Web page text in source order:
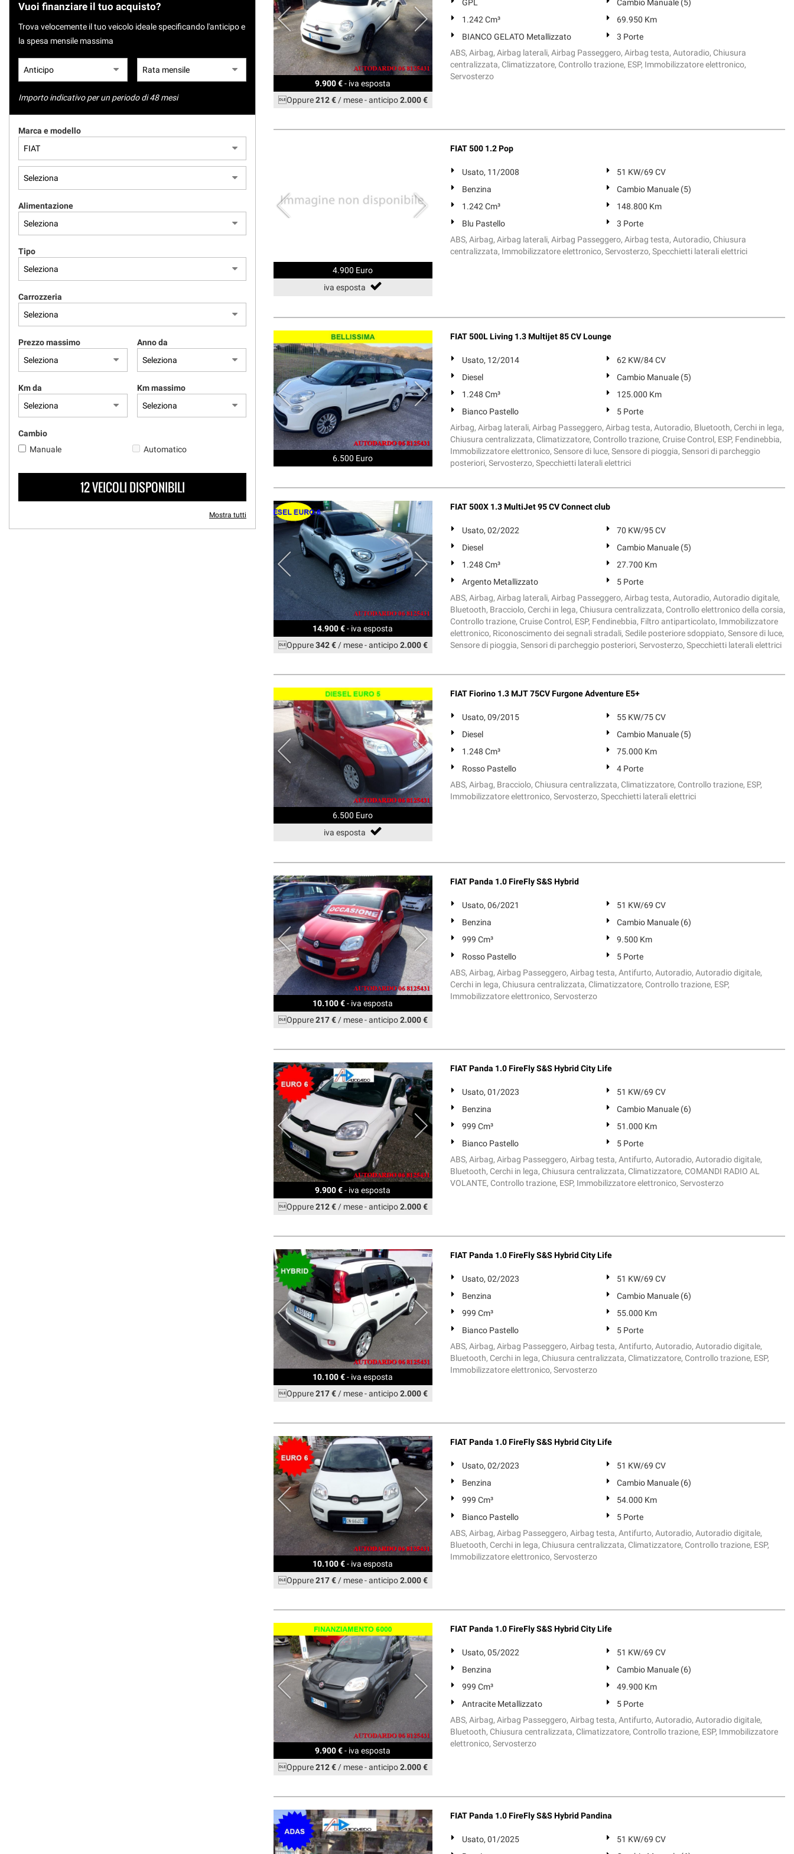
NEWS
AREA COMMERCIANTI
Vuoi finanziare il tuo acquisto?
Trova velocemente il tuo veicolo ideale specificando l'anticipo e
la spesa mensile massima
Importo indicativo per un periodo di 48 mesi
Marca e modello
Alimentazione
Tipo
Carrozzeria
Prezzo massimo Anno da
Km da Km massimo
Cambio
Manuale
Automatico
12 VEICOLI DISPONIBILI
Mostra tutti
9.900 €- iva esposta
Oppure212 €/ mese-anticipo2.000 €
GPL
Cambio Manuale (5)
1.242 Cm³
69.950 Km
BIANCO GELATO Metallizzato
3 Porte
ABS, Airbag, Airbag laterali, Airbag Passeggero, Airbag testa, Autoradio, Chiusura
centralizzata, Climatizzatore, Controllo trazione, ESP, Immobilizzatore elettronico,
Servosterzo
4.900 Euro
iva esposta
FIAT 500 1.2 Pop
Usato, 11/2008
51 KW/69 CV
Benzina
Cambio Manuale (5)
1.242 Cm³
148.800 Km
Blu Pastello
3 Porte
ABS, Airbag, Airbag laterali, Airbag Passeggero, Airbag testa, Autoradio, Chiusura
centralizzata, Immobilizzatore elettronico, Servosterzo, Specchietti laterali elettrici
6.500 Euro
FIAT 500L Living 1.3 Multijet 85 CV Lounge
Usato, 12/2014
62 KW/84 CV
Diesel
Cambio Manuale (5)
1.248 Cm³
125.000 Km
Bianco Pastello
5 Porte
Airbag, Airbag laterali, Airbag Passeggero, Airbag testa, Autoradio, Bluetooth, Cerchi in lega,
Chiusura centralizzata, Climatizzatore, Controllo trazione, Cruise Control, ESP, Fendinebbia,
Immobilizzatore elettronico, Sensore di luce, Sensore di pioggia, Sensori di parcheggio
posteriori, Servosterzo, Specchietti laterali elettrici
14.900 €- iva esposta
Oppure342 €/ mese-anticipo2.000 €
FIAT 500X 1.3 MultiJet 95 CV Connect club
Usato, 02/2022
70 KW/95 CV
Diesel
Cambio Manuale (5)
1.248 Cm³
27.700 Km
Argento Metallizzato
5 Porte
ABS, Airbag, Airbag laterali, Airbag Passeggero, Airbag testa, Autoradio, Autoradio digitale,
Bluetooth, Bracciolo, Cerchi in lega, Chiusura centralizzata, Controllo elettronico della corsia,
Controllo trazione, Cruise Control, ESP, Fendinebbia, Filtro antiparticolato, Immobilizzatore
elettronico, Riconoscimento dei segnali stradali, Sedile posteriore sdoppiato, Sensore di luce,
Sensore di pioggia, Sensori di parcheggio posteriori, Servosterzo, Specchietti laterali elettrici
6.500 Euro
iva esposta
FIAT Fiorino 1.3 MJT 75CV Furgone Adventure E5+
Usato, 09/2015
55 KW/75 CV
Diesel
Cambio Manuale (5)
1.248 Cm³
75.000 Km
Rosso Pastello
4 Porte
ABS, Airbag, Bracciolo, Chiusura centralizzata, Climatizzatore, Controllo trazione, ESP,
Immobilizzatore elettronico, Servosterzo, Specchietti laterali elettrici
10.100 €- iva esposta
Oppure217 €/ mese-anticipo2.000 €
FIAT Panda 1.0 FireFly S&S Hybrid
Usato, 06/2021
51 KW/69 CV
Benzina
Cambio Manuale (6)
999 Cm³
9.500 Km
Rosso Pastello
5 Porte
ABS, Airbag, Airbag Passeggero, Airbag testa, Antifurto, Autoradio, Autoradio digitale,
Cerchi in lega, Chiusura centralizzata, Climatizzatore, Controllo trazione, ESP,
Immobilizzatore elettronico, Servosterzo
9.900 €- iva esposta
Oppure212 €/ mese-anticipo2.000 €
FIAT Panda 1.0 FireFly S&S Hybrid City Life
Usato, 01/2023
51 KW/69 CV
Benzina
Cambio Manuale (6)
999 Cm³
51.000 Km
Bianco Pastello
5 Porte
ABS, Airbag, Airbag Passeggero, Airbag testa, Antifurto, Autoradio, Autoradio digitale,
Bluetooth, Cerchi in lega, Chiusura centralizzata, Climatizzatore, COMANDI RADIO AL
VOLANTE, Controllo trazione, ESP, Immobilizzatore elettronico, Servosterzo
10.100 €- iva esposta
Oppure217 €/ mese-anticipo2.000 €
FIAT Panda 1.0 FireFly S&S Hybrid City Life
Usato, 02/2023
51 KW/69 CV
Benzina
Cambio Manuale (6)
999 Cm³
55.000 Km
Bianco Pastello
5 Porte
ABS, Airbag, Airbag Passeggero, Airbag testa, Antifurto, Autoradio, Autoradio digitale,
Bluetooth, Cerchi in lega, Chiusura centralizzata, Climatizzatore, Controllo trazione, ESP,
Immobilizzatore elettronico, Servosterzo
10.100 €- iva esposta
Oppure217 €/ mese-anticipo2.000 €
FIAT Panda 1.0 FireFly S&S Hybrid City Life
Usato, 02/2023
51 KW/69 CV
Benzina
Cambio Manuale (6)
999 Cm³
54.000 Km
Bianco Pastello
5 Porte
ABS, Airbag, Airbag Passeggero, Airbag testa, Antifurto, Autoradio, Autoradio digitale,
Bluetooth, Cerchi in lega, Chiusura centralizzata, Climatizzatore, Controllo trazione, ESP,
Immobilizzatore elettronico, Servosterzo
9.900 €- iva esposta
Oppure212 €/ mese-anticipo2.000 €
FIAT Panda 1.0 FireFly S&S Hybrid City Life
Usato, 05/2022
51 KW/69 CV
Benzina
Cambio Manuale (6)
999 Cm³
49.900 Km
Antracite Metallizzato
5 Porte
ABS, Airbag, Airbag Passeggero, Airbag testa, Antifurto, Autoradio, Autoradio digitale,
Bluetooth, Chiusura centralizzata, Climatizzatore, Controllo trazione, ESP, Immobilizzatore
elettronico, Servosterzo
FIAT Panda 1.0 FireFly S&S Hybrid Pandina
Usato, 01/2025
51 KW/69 CV
tracciamento
adottiamo
per
funzionalità
svolgere
di
seguito
descritte.
Per
ottenere
informazioni
funzionamento
di
tracciamento
alla
cookie
policy.
rivedere
modificare
le
scelte